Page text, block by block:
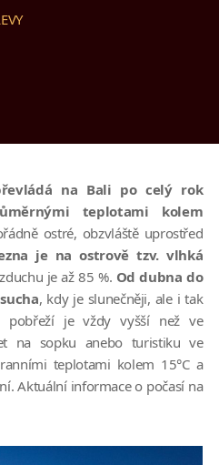
na Bali po celý rok
teplotami kolem
ostré, obzvláště uprostřed
je na ostrově tzv. vlhká
je až 85 %. Od dubna do
, kdy je slunečněji, ale i tak
pobřeží je vždy vyšší než ve
na sopku anebo turistiku ve
teplotami kolem 15°C a
Aktuální informace o počasí na